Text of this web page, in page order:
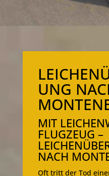
UNG
MIT
FLUGZEUG –
NACH
Oft tritt der Tod